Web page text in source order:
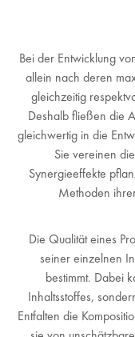
Bei der Entwicklung
allein nach deren
gleichzeitig
Deshalb fließen die
gleichwertig in die
Sie vereinen
Synergieeffekte
Methoden
Die Qualität eines
seiner einzelnen
bestimmt. Dabei
Inhaltsstoffes,
Entfalten die